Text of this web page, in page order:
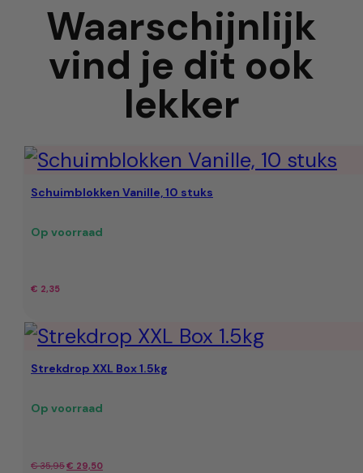
Waarschijnlijk
vind je dit ook
lekker
Schuimblokken Vanille, 10 stuks
Op voorraad
€ 2,35
Strekdrop XXL Box 1.5kg
Op voorraad
€35,95Oorspronkelijke
€ 29,50Huidige